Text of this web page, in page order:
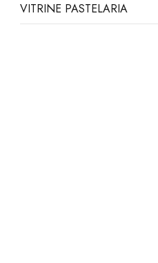
VITRINE PASTELARIA